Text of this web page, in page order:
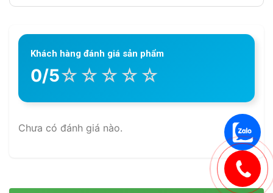
Khách hàng đánh giá sản phẩm
0/5☆ ☆ ☆ ☆ ☆
Chưa có đánh giá nào.